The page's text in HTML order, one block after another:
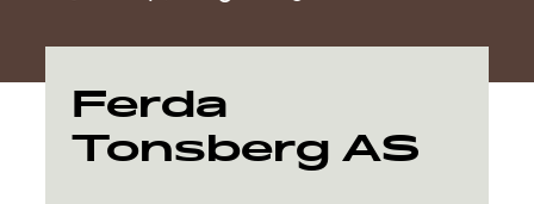
Badać
Ferda
Tonsberg AS